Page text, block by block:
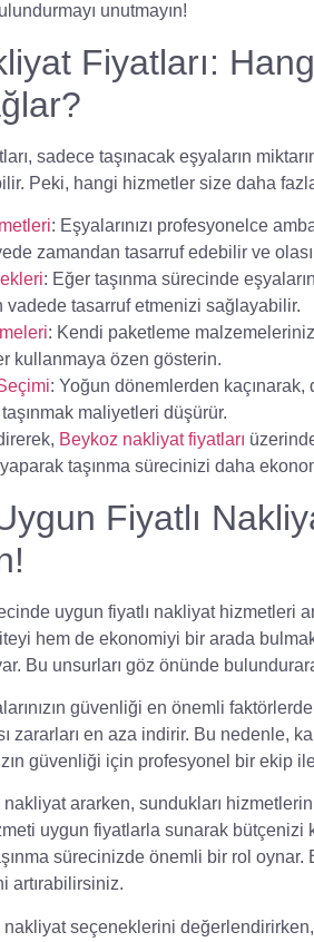
unutmayın!
Fiyatları:
sadece taşınacak eşyaların
Peki, hangi hizmetler size daha
: Eşyalarınızı profesyonelce
zamandan tasarruf edebilir ve
: Eğer taşınma sürecinde
vadede tasarruf etmenizi sağlayabilir.
: Kendi paketleme
kullanmaya özen gösterin.
: Yoğun dönemlerden
maliyetleri düşürür.
Beykoz nakliyat fiyatları
taşınma sürecinizi daha
Fiyatlı
uygun fiyatlı nakliyat hizmetleri
hem de ekonomiyi bir arada
Bu unsurları göz önünde
güvenliği en önemli
zararları en aza indirir. Bu nedenle,
güvenliği için profesyonel bir ekip
nakliyat ararken, sundukları
uygun fiyatlarla sunarak bütçenizi
sürecinizde önemli bir rol
artırabilirsiniz.
nakliyat seçeneklerini